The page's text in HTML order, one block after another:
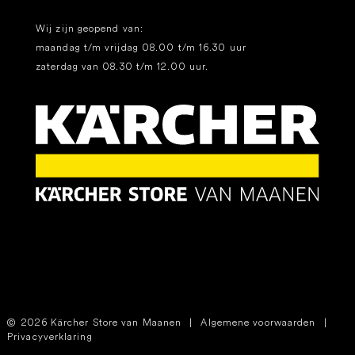
Wij zijn geopend van:
maandag t/m vrijdag 08.00 t/m 16.30 uur
zaterdag van 08.30 t/m 12.00 uur.
2026 Kärcher Store van Maanen | Algemene voorwaarden
|
Privacyverklaring